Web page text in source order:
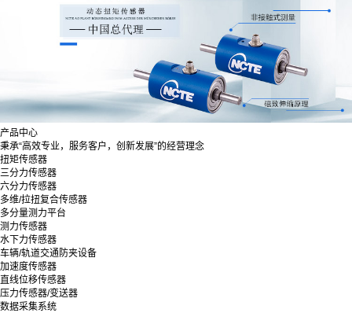
产品中心
秉承“高效专业，服务客户，创新发展”的经营理念
扭矩传感器
三分力传感器
六分力传感器
多维/拉扭复合传感器
多分量测力平台
测力传感器
水下力传感器
车辆/轨道交通防夹设备
加速度传感器
直线位移传感器
压力传感器/变送器
数据采集系统